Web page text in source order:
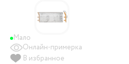
Мало
Онлайн-примерка
В избранное